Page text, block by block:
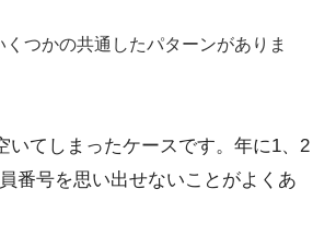
つかの共通したパターンがありま
てしまったケースです。年に1、2
番号を思い出せないことがよくあ